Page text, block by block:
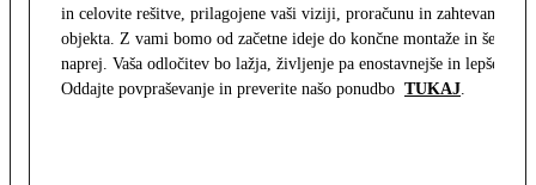
in celovite rešitve, prilagojene vaši viziji, proračunu in zahtevam
objekta. Z vami bomo od začetne ideje do končne montaže in še
naprej. Vaša odločitev bo lažja, življenje pa enostavnejše in lepše.
Oddajte povpraševanje in preverite našo ponudbo TUKAJ.